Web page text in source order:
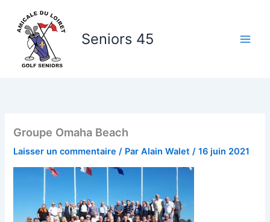
contenu
Seniors 45
Groupe Omaha Beach
Laisser un commentaire / ParAlain Walet/16 juin 2021